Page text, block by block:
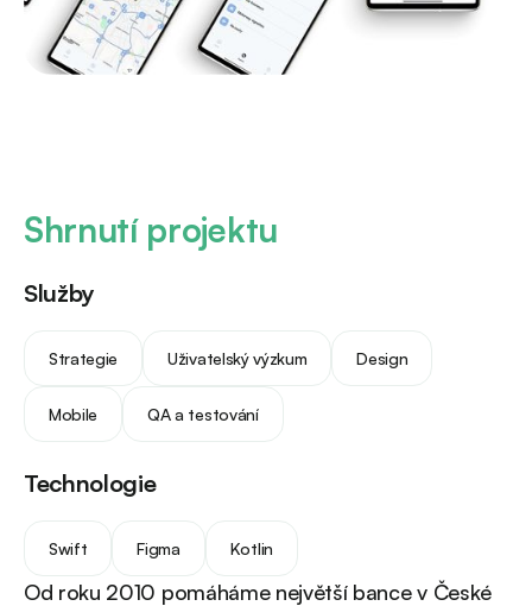
Shrnutí projektu
Služby
Strategie Uživatelský výzkum Design
Mobile QA a testování
Technologie
Swift Figma Kotlin
Od roku 2010 pomáháme největší bance v České